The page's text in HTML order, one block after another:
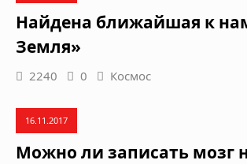
Найдена ближайшая к
Земля»
2240 0 Космос
16.11.2017
Можно ли записать мозг